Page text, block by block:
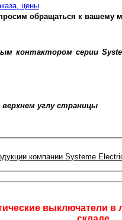
цены
обращаться к вашему
контактором серии
углу страницы
компании Systeme
выключатели в